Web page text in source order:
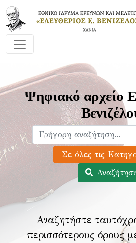
Ψηφιακό αρχείο
Αναζητήστε
περισσότερους όρους